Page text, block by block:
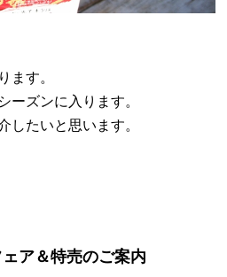
す。
ーズンに入ります。
したいと思います。
ア＆特売のご案内